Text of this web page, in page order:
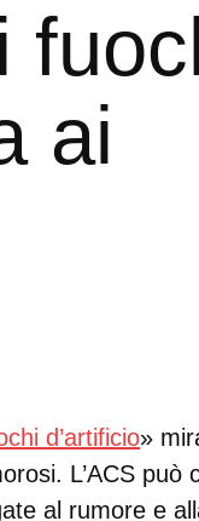
ai
d’artificio»
L’ACS può
al rumore e